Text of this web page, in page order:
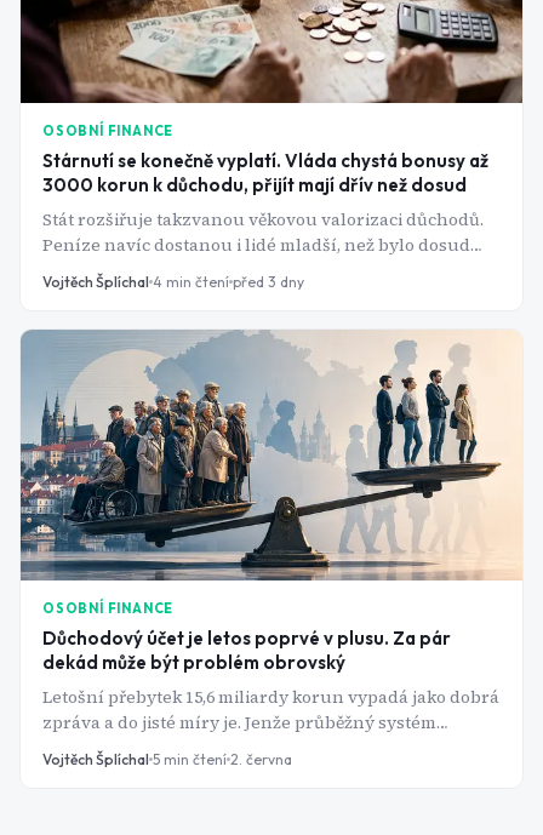
OSOBNÍ FINANCE
Stárnutí se konečně vyplatí. Vláda chystá bonusy až
3000 korun k důchodu, přijít mají dřív než dosud
Stát rozšiřuje takzvanou věkovou valorizaci důchodů.
Peníze navíc dostanou i lidé mladší, než bylo dosud
potřeba, a někteří senioři navíc dostanou zpět peníze z
penzijka.
Vojtěch Šplíchal 4 min čtení před 3 dny
OSOBNÍ FINANCE
Důchodový účet je letos poprvé v plusu. Za pár
dekád může být problém obrovský
Letošní přebytek 15,6 miliardy korun vypadá jako dobrá
zpráva a do jisté míry je. Jenže průběžný systém
funguje jen tehdy, když má dost pracujících na
každého důchodce. V Česku se rodí rekordně méně dětí
Vojtěch Šplíchal 5 min čtení 2. června